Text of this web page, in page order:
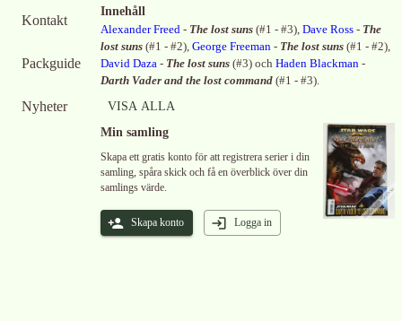
Kontakt
Packguide
Nyheter
Innehåll
Alexander Freed - The lost suns (#1 - #3), Dave Ross - The
lost suns (#1 - #2), George Freeman - The lost suns (#1 - #2),
David Daza - The lost suns (#3) och Haden Blackman -
Darth Vader and the lost command (#1 - #3).
VISA ALLA
Min samling
Skapa ett gratis konto för att registrera serier i din
samling, spåra skick och få en överblick över din
samlings värde.
Skapa konto Logga in